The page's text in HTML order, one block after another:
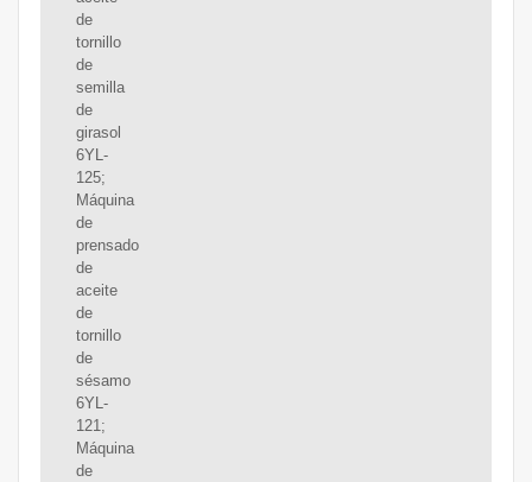
de
tornillo
de
semilla
de
girasol
6YL-
125;
Máquina
de
prensado
de
aceite
de
tornillo
de
sésamo
6YL-
121;
Máquina
de